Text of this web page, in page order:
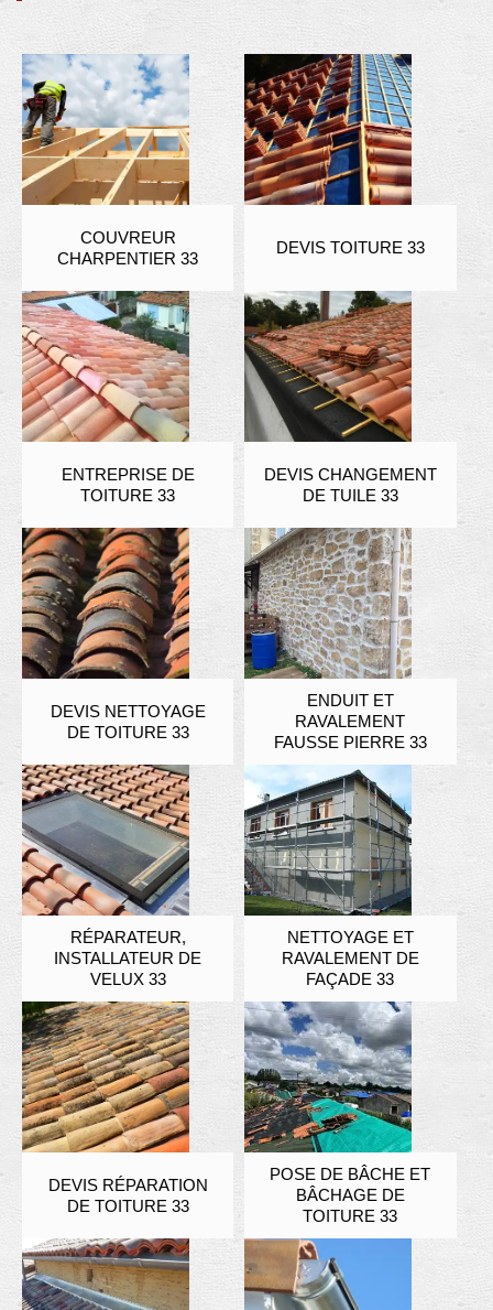
COUVREUR
CHARPENTIER 33
DEVIS TOITURE 33
ENTREPRISE DE
TOITURE 33
DEVIS CHANGEMENT
DE TUILE 33
DEVIS NETTOYAGE
DE TOITURE 33
ENDUIT ET
RAVALEMENT
FAUSSE PIERRE 33
RÉPARATEUR,
INSTALLATEUR DE
VELUX 33
NETTOYAGE ET
RAVALEMENT DE
FAÇADE 33
DEVIS RÉPARATION
DE TOITURE 33
POSE DE BÂCHE ET
BÂCHAGE DE
TOITURE 33